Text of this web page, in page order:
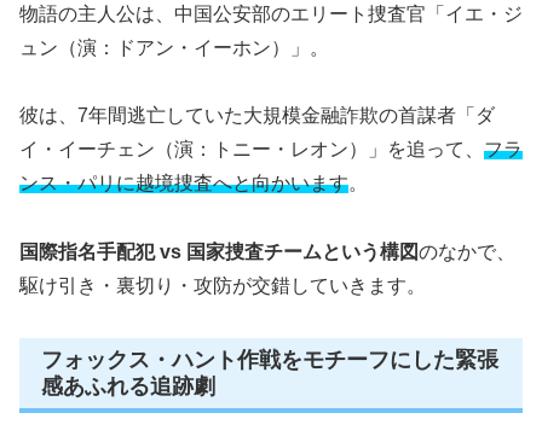
物語の主人公は、中国公安部のエリート捜査官「イエ・ジ
ュン（演：ドアン・イーホン）」。
彼は、7年間逃亡していた大規模金融詐欺の首謀者「ダ
イ・イーチェン（演：トニー・レオン）」を追って、 フラ
ンス・パリに越境捜査へと向かいます。
国際指名手配犯 vs 国家捜査チームという構図のなかで、
駆け引き・裏切り・攻防が交錯していきます。
フォックス・ハント作戦をモチーフにした緊張
感あふれる追跡劇